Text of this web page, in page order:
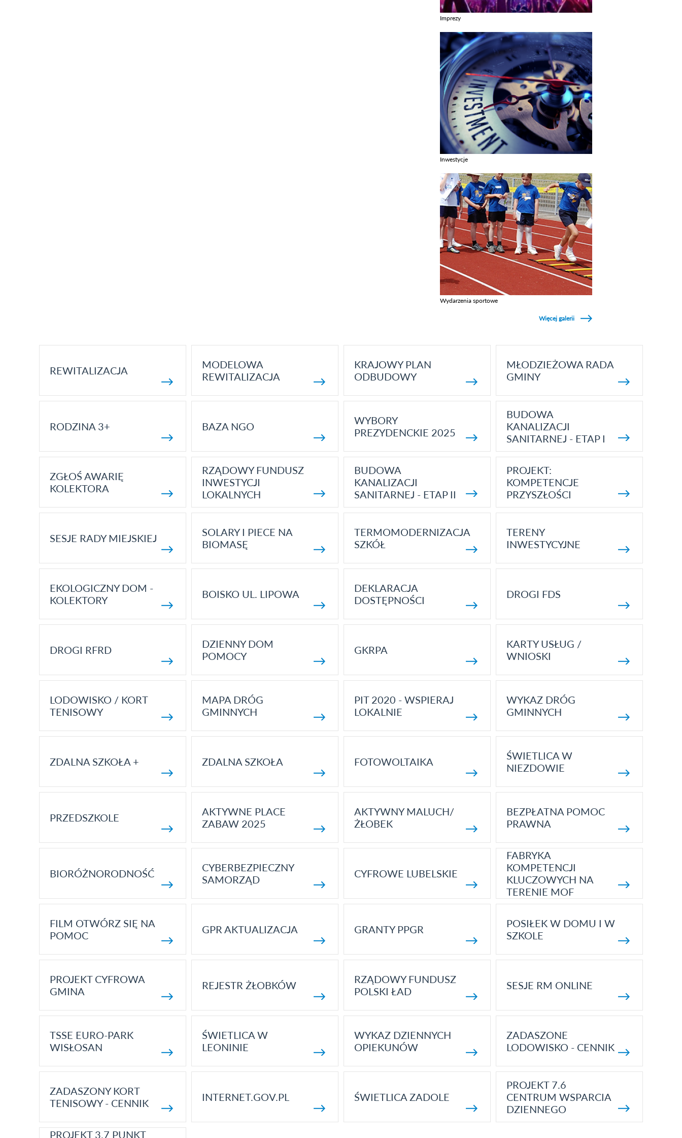
Imprezy
Inwestycje
Wydarzenia sportowe
Więcej galerii
REWITALIZACJA
MODELOWA
REWITALIZACJA
KRAJOWY PLAN
ODBUDOWY
MŁODZIEŻOWA RADA
GMINY
RODZINA 3+ BAZA NGO
WYBORY
PREZYDENCKIE 2025
BUDOWA
KANALIZACJI
SANITARNEJ - ETAP I
ZGŁOŚ AWARIĘ
KOLEKTORA
RZĄDOWY FUNDUSZ
INWESTYCJI
LOKALNYCH
BUDOWA
KANALIZACJI
SANITARNEJ - ETAP II
PROJEKT:
KOMPETENCJE
PRZYSZŁOŚCI
SESJE RADY MIEJSKIEJ
SOLARY I PIECE NA
BIOMASĘ
TERMOMODERNIZACJA
SZKÓŁ
TERENY
INWESTYCYJNE
EKOLOGICZNY DOM -
KOLEKTORY
BOISKO UL. LIPOWA
DEKLARACJA
DOSTĘPNOŚCI
DROGI FDS
DROGI RFRD
DZIENNY DOM
POMOCY
GKRPA
KARTY USŁUG /
WNIOSKI
LODOWISKO / KORT
TENISOWY
MAPA DRÓG
GMINNYCH
PIT 2020 - WSPIERAJ
LOKALNIE
WYKAZ DRÓG
GMINNYCH
ZDALNA SZKOŁA + ZDALNA SZKOŁA FOTOWOLTAIKA
ŚWIETLICA W
NIEZDOWIE
PRZEDSZKOLE
AKTYWNE PLACE
ZABAW 2025
AKTYWNY MALUCH/
ŻŁOBEK
BEZPŁATNA POMOC
PRAWNA
BIORÓŻNORODNOŚĆ
CYBERBEZPIECZNY
SAMORZĄD
CYFROWE LUBELSKIE
FABRYKA
KOMPETENCJI
KLUCZOWYCH NA
TERENIE MOF
FILM OTWÓRZ SIĘ NA
POMOC
GPR AKTUALIZACJA GRANTY PPGR
POSIŁEK W DOMU I W
SZKOLE
PROJEKT CYFROWA
GMINA
REJESTR ŻŁOBKÓW
RZĄDOWY FUNDUSZ
POLSKI ŁAD
SESJE RM ONLINE
TSSE EURO-PARK
WISŁOSAN
ŚWIETLICA W
LEONINIE
WYKAZ DZIENNYCH
OPIEKUNÓW
ZADASZONE
LODOWISKO - CENNIK
ZADASZONY KORT
TENISOWY - CENNIK
INTERNET.GOV.PL ŚWIETLICA ZADOLE
PROJEKT 7.6
CENTRUM WSPARCIA
DZIENNEGO
PROJEKT 3.7 PUNKT